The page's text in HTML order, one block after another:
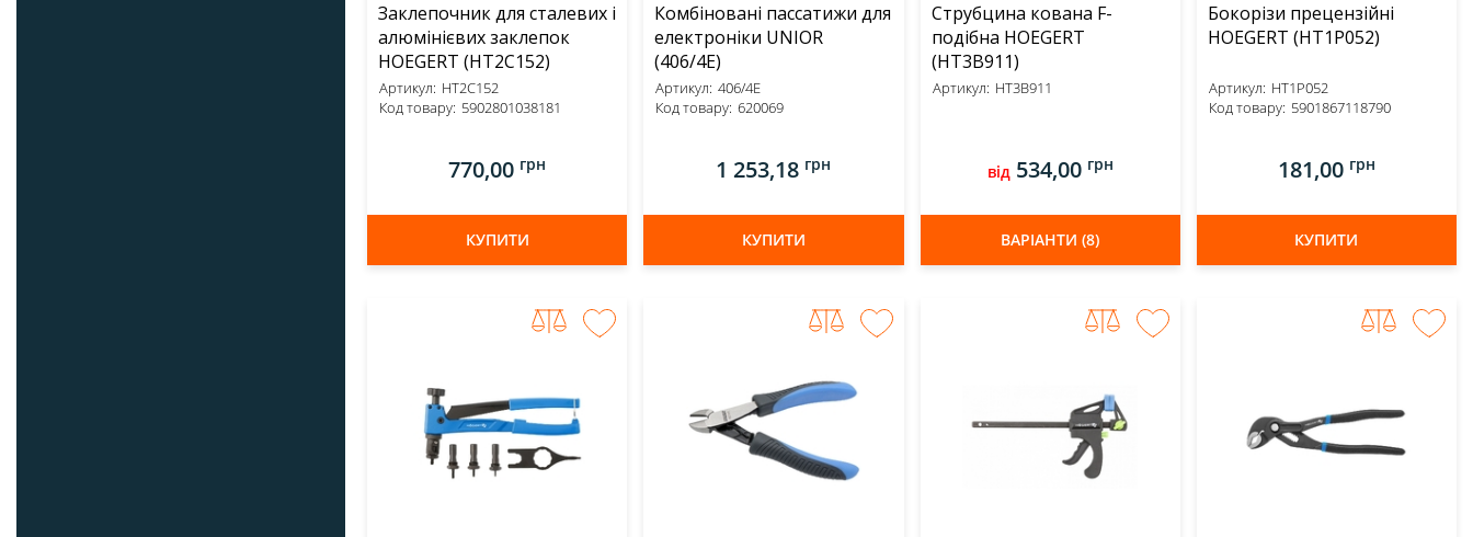
Заклепочник для сталевих і
алюмінієвих заклепок
HOEGERT (HT2C152)
Артикул: HT2C152
Код товару: 5902801038181
770,00 грн
КУПИТИ
Комбіновані пассатижи для
електроніки UNIOR
(406/4E)
Артикул: 406/4E
Код товару: 620069
1 253,18 грн
КУПИТИ
Струбцина кована F-
подібна HOEGERT
(HT3B911)
Артикул: HT3B911
від534,00 грн
ВАРІАНТИ (8)
Бокорізи прецензійні
HOEGERT (HT1P052)
Артикул: HT1P052
Код товару: 5901867118790
181,00 грн
КУПИТИ